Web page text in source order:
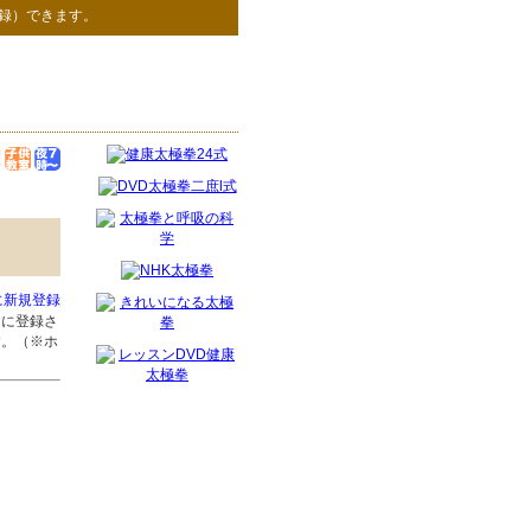
）できます。
新規登録
に登録さ
。（※ホ